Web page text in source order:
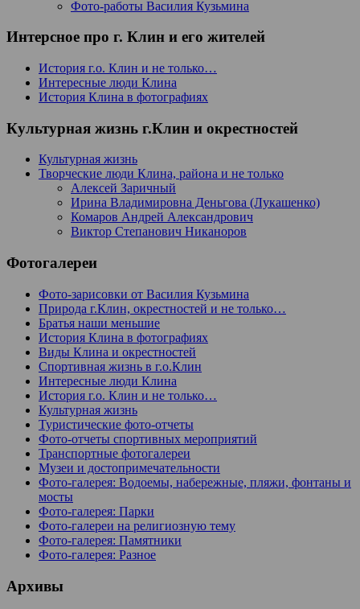
Фото-работы Василия Кузьмина
Интерсное про г. Клин и его жителей
История г.о. Клин и не только…
Интересные люди Клина
История Клина в фотографиях
Культурная жизнь г.Клин и окрестностей
Культурная жизнь
Творческие люди Клина, района и не только
Алексей Заричный
Ирина Владимировна Деньгова (Лукашенко)
Комаров Андрей Александрович
Виктор Степанович Никаноров
Фотогалереи
Фото-зарисовки от Василия Кузьмина
Природа г.Клин, окрестностей и не только…
Братья наши меньшие
История Клина в фотографиях
Виды Клина и окрестностей
Спортивная жизнь в г.о.Клин
Интересные люди Клина
История г.о. Клин и не только…
Культурная жизнь
Туристические фото-отчеты
Фото-отчеты спортивных мероприятий
Транспортные фотогалереи
Музеи и достопримечательности
Фото-галерея: Водоемы, набережные, пляжи, фонтаны и
мосты
Фото-галерея: Парки
Фото-галереи на религиозную тему
Фото-галерея: Памятники
Фото-галерея: Разное
Архивы